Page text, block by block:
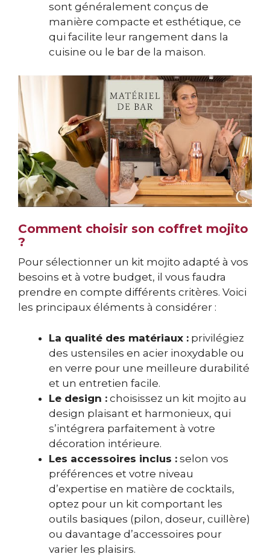
sont généralement conçus de
manière compacte et esthétique, ce
qui facilite leur rangement dans la
cuisine ou le bar de la maison.
Comment choisir son coffret mojito
?
Pour sélectionner un kit mojito adapté à vos
besoins et à votre budget, il vous faudra
prendre en compte différents critères. Voici
les principaux éléments à considérer :
La qualité des matériaux : privilégiez
des ustensiles en acier inoxydable ou
en verre pour une meilleure durabilité
et un entretien facile.
Le design : choisissez un kit mojito au
design plaisant et harmonieux, qui
s’intégrera parfaitement à votre
décoration intérieure.
Les accessoires inclus : selon vos
préférences et votre niveau
d’expertise en matière de cocktails,
optez pour un kit comportant les
outils basiques (pilon, doseur, cuillère)
ou davantage d’accessoires pour
varier les plaisirs.